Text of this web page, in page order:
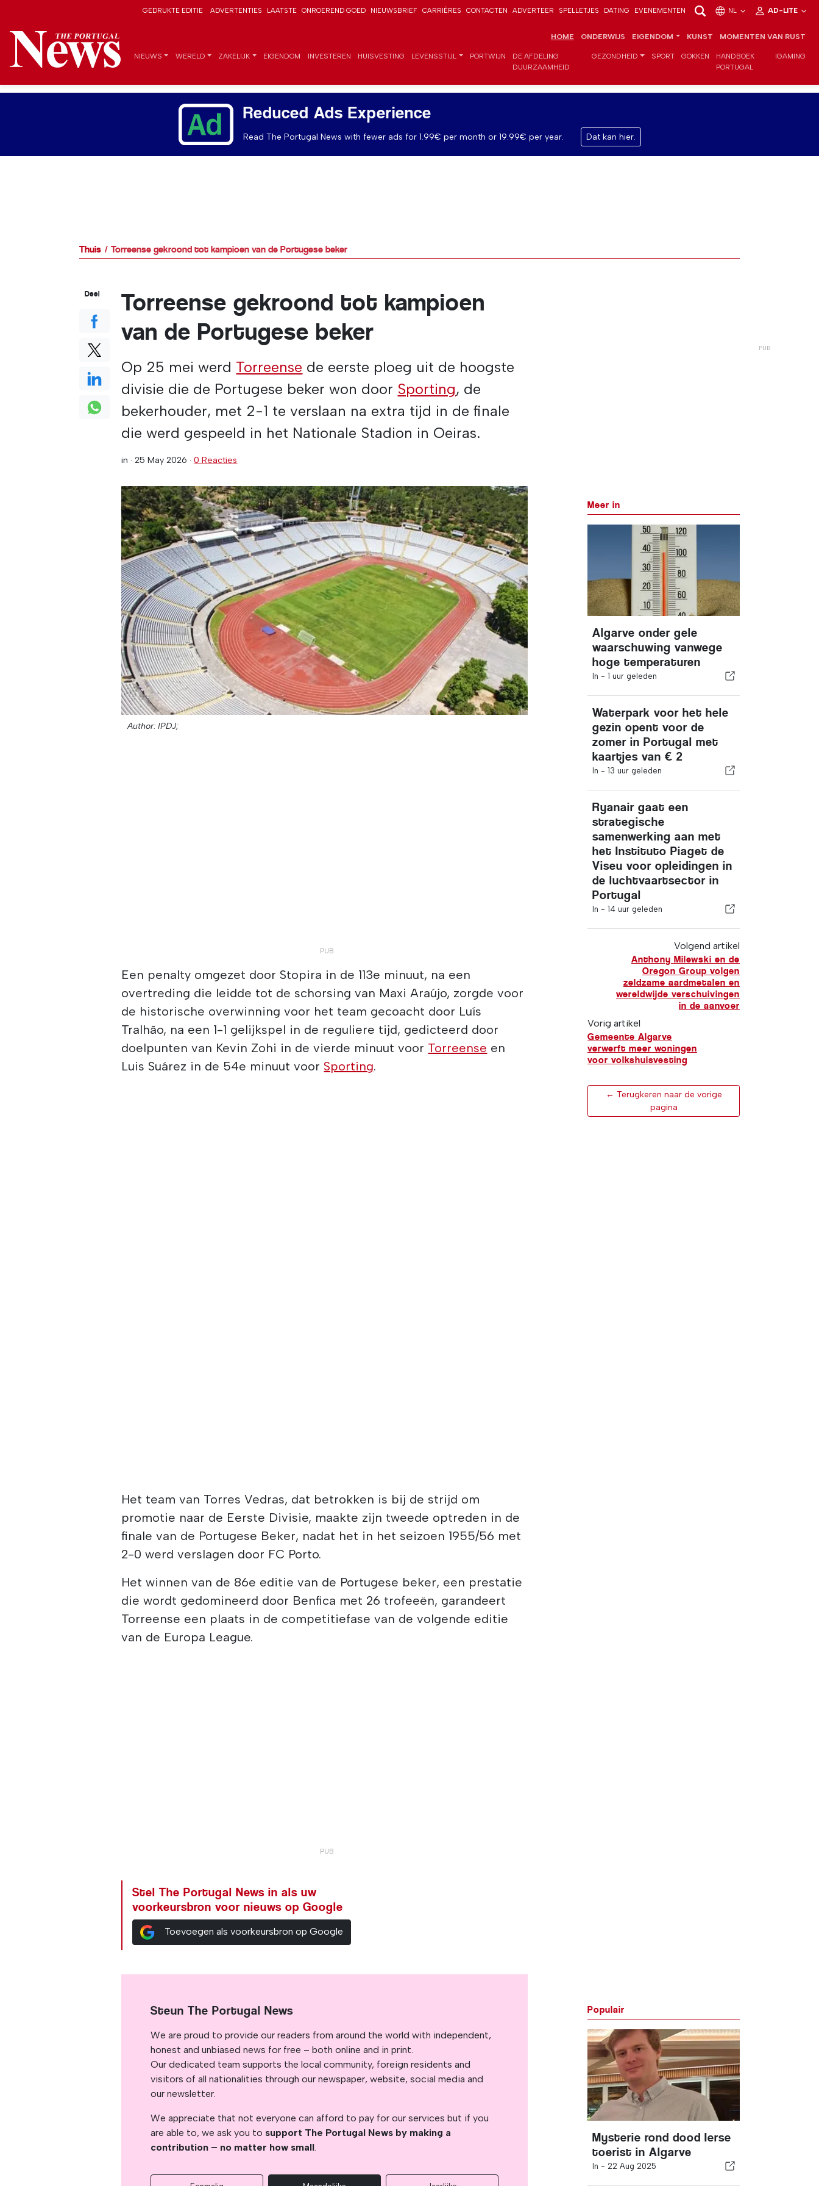
GEDRUKTE EDITIE ADVERTENTIES LAATSTE ONROEREND GOED NIEUWSBRIEF CARRIÈRES CONTACTEN ADVERTEER SPELLETJES DATING EVENEMENTEN NL AD-LITE
HOME ONDERWIJS EIGENDOM KUNST MOMENTEN VAN RUST
NIEUWS WERELD ZAKELIJK EIGENDOM INVESTEREN HUISVESTING LEVENSSTIJL PORTWIJN
DE AFDELING
DUURZAAMHEID
GEZONDHEID SPORT GOKKEN
HANDBOEK
PORTUGAL
IGAMING
Reduced Ads Experience
Read The Portugal News with fewer ads for 1.99€ per month or 19.99€ per year. Dat kan hier.
Thuis Torreense gekroond tot kampioen van de Portugese beker
Torreense gekroond tot kampioen
van de Portugese beker
Op 25 mei werd Torreense de eerste ploeg uit de hoogste
divisie die de Portugese beker won door Sporting, de
bekerhouder, met 2-1 te verslaan na extra tijd in de finale
die werd gespeeld in het Nationale Stadion in Oeiras.
in ·25 May 2026 ·0 Reacties
Author: IPDJ;
Een penalty omgezet door Stopira in de 113e minuut, na een
overtreding die leidde tot de schorsing van Maxi Araújo, zorgde voor
de historische overwinning voor het team gecoacht door Luís
Tralhão, na een 1-1 gelijkspel in de reguliere tijd, gedicteerd door
doelpunten van Kevin Zohi in de vierde minuut voor Torreense en
Luis Suárez in de 54e minuut voor Sporting.
Het team van Torres Vedras, dat betrokken is bij de strijd om
promotie naar de Eerste Divisie, maakte zijn tweede optreden in de
finale van de Portugese Beker, nadat het in het seizoen 1955/56 met
2-0 werd verslagen door FC Porto.
Het winnen van de 86e editie van de Portugese beker, een prestatie
die wordt gedomineerd door Benfica met 26 trofeeën, garandeert
Torreense een plaats in de competitiefase van de volgende editie
van de Europa League.
Stel The Portugal News in als uw
voorkeursbron voor nieuws op Google
Toevoegen als voorkeursbron op Google
Deel
Meer in
Algarve onder gele
waarschuwing vanwege
hoge temperaturen
In - 1 uur geleden
Waterpark voor het hele
gezin opent voor de
zomer in Portugal met
kaartjes van € 2
In - 13 uur geleden
Ryanair gaat een
strategische
samenwerking aan met
het Instituto Piaget de
Viseu voor opleidingen in
de luchtvaartsector in
Portugal
In - 14 uur geleden
Volgend artikel
Anthony Milewski en de
Oregon Group volgen
zeldzame aardmetalen en
wereldwijde verschuivingen
in de aanvoer
Vorig artikel
Gemeente Algarve
verwerft meer woningen
voor volkshuisvesting
← Terugkeren naar de vorige
pagina
Steun The Portugal News
We are proud to provide our readers from around the world with independent,
honest and unbiased news for free – both online and in print.
Our dedicated team supports the local community, foreign residents and
visitors of all nationalities through our newspaper, website, social media and
our newsletter.
We appreciate that not everyone can afford to pay for our services but if you
are able to, we ask you to support The Portugal News by making a
contribution – no matter how small.
Populair
Mysterie rond dood Ierse
toerist in Algarve
In - 22 Aug 2025